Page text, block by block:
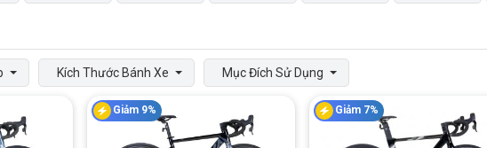
Kích Thước Bánh Xe Mục Đích Sử Dụng
Giảm 9% Giảm 7%